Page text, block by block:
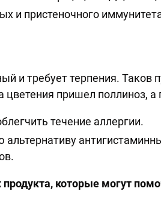
и пристеночного
и требует терпения. Таков
цветения пришел поллиноз, а
течение аллергии.
альтернативу
которые могут